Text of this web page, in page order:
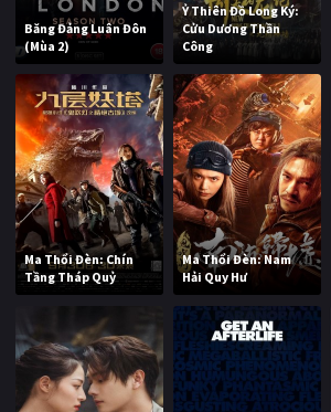
Băng Đảng Luân Đôn
(Mùa 2)
Ỷ Thiên Đồ Long Ký:
Cửu Dương Thần
Công
Ma Thổi Đèn: Chín
Tầng Tháp Quỷ
Ma Thổi Đèn: Nam
Hải Quy Hư